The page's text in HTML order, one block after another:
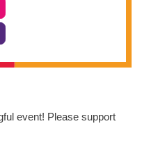
event! Please support